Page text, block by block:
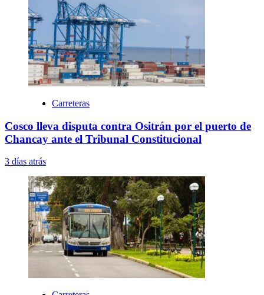
Carreteras
Cosco lleva disputa contra Ositrán por el puerto de
Chancay ante el Tribunal Constitucional
3 días atrás